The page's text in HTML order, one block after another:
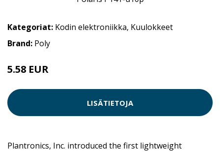
Kategoriat: Kodin elektroniikka, Kuulokkeet
Brand: Poly
5.58 EUR
LISÄTIETOJA
Plantronics, Inc. introduced the first lightweight